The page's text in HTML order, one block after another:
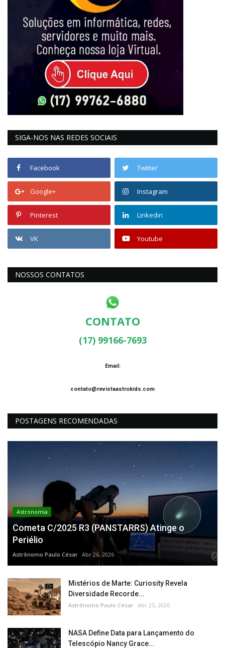
SIGA-NOS NAS REDES SOCIAIS
Facebook Twitter
Google+ Instagram
Pinterest Linkedin
VK Youtube
NOSSOS CONTATOS
CONTATO
(17) 99166-7693
Email:
contato@revistaastrokids.com
POSTAGENS RECOMENDADAS
Astronomia
Cometa C/2025 R3 (PANSTARRS) Atinge o
Periélio
Astrônomo Paulo César Abr 26, 2026
Mistérios de Marte: Curiosity Revela
Diversidade Recorde...
Astrônomo Paulo César Abr 25, 2026
NASA Define Data para Lançamento do
Telescópio Nancy Grace...